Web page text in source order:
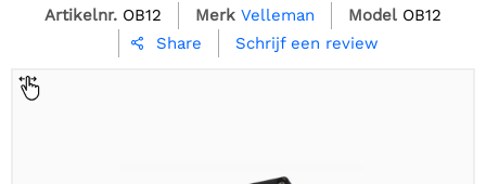
Artikelnr. OB12 Merk Velleman Model OB12
 Share Schrijf een review